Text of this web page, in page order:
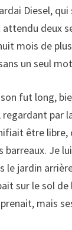
Diesel,
deux
mois de
un seul
fut long,
par
être
Je
le jardin
sur le sol de
mais